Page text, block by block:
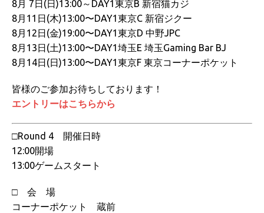
8月 7日(日)13:00～DAY1東京B 新宿猫カジ
8月11日(木)13:00〜DAY1東京C 新宿ジクー
8月12日(金)19:00〜DAY1東京D 中野JPC
8月13日(土)13:00〜DAY1埼玉E 埼玉Gaming Bar BJ
8月14日(日)13:00〜DAY1東京F 東京コーナーポケット
皆様のご参加お待ちしております！
エントリーはこちらから
□Round 4 開催日時
12:00開場
13:00ゲームスタート
□ 会 場
コーナーポケット 蔵前